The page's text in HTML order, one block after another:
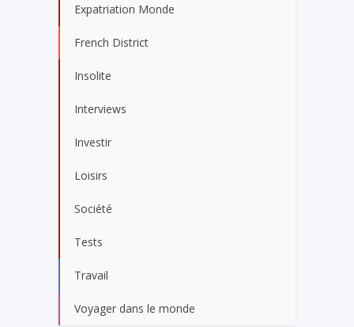
Expatriation Monde
French District
Insolite
Interviews
Investir
Loisirs
Société
Tests
Travail
Voyager dans le monde